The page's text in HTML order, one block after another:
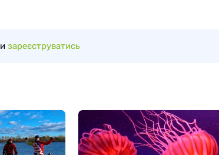
зареєструватись